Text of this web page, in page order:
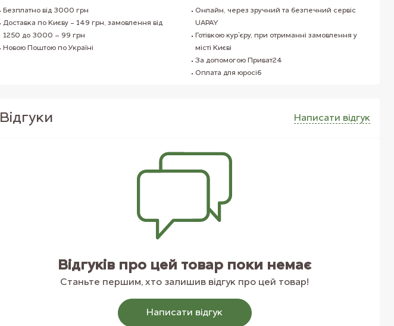
Безплатно від 3000 грн
Доставка по Києву - 149 грн, замовлення від
1250 до 3000 – 99 грн
Новою Поштою по Україні
Онлайн, через зручний та безпечний сервіс
UAPAY
Готівкою кур`єру, при отриманні замовлення у
місті Києві
За допомогою Приват24
Оплата для юросіб
Вiдгуки Написати вiдгук
Відгуків про цей товар поки немає
Станьте першим, хто залишив відгук про цей товар!
Написати вiдгук